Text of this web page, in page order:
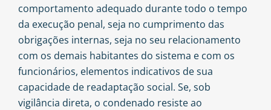
comportamento adequado durante todo o tempo
da execução penal, seja no cumprimento das
obrigações internas, seja no seu relacionamento
com os demais habitantes do sistema e com os
funcionários, elementos indicativos de sua
capacidade de readaptação social. Se, sob
vigilância direta, o condenado resiste ao